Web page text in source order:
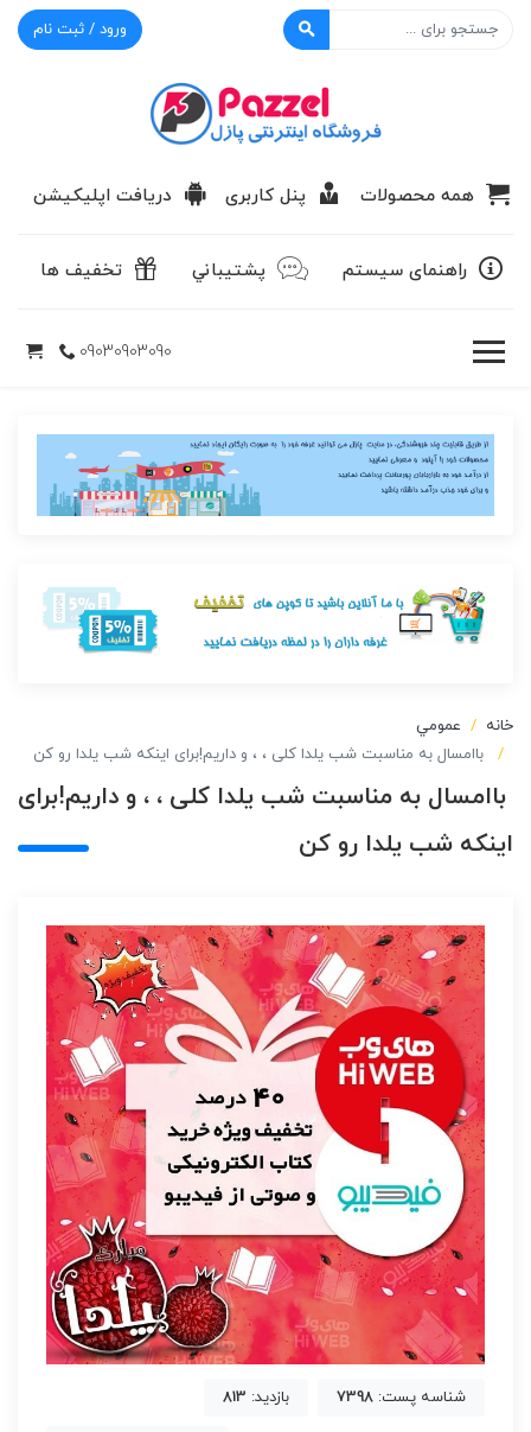
ورود / ثبت نام
همه محصولات پنل کاربری دریافت اپلیکیشن
راهنمای سیستم پشتيباني تخفیف ها
09030903090
خانه
عمومي
‌ باامسال به مناسبت شب یلدا کلی ، ، و داریم!برای اینکه شب یلدا رو کن
‌ باامسال به مناسبت شب یلدا کلی ، ، و داریم!برای
اینکه شب یلدا رو کن
شناسه پست: 7398 بازدید: 813